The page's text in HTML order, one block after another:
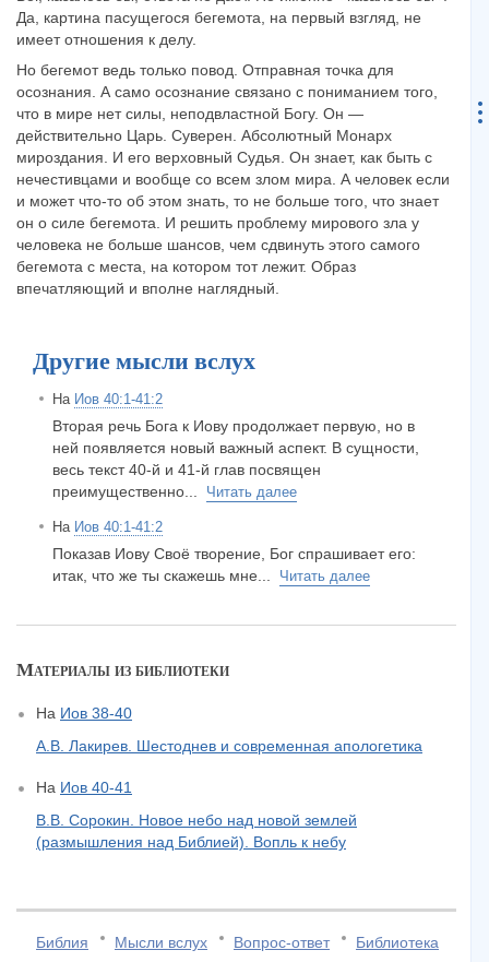
Да, картина пасущегося бегемота, на первый взгляд, не
имеет отношения к делу.
Но бегемот ведь только повод. Отправная точка для
осознания. А само осознание связано с пониманием того,
что в мире нет силы, неподвластной Богу. Он —
действительно Царь. Суверен. Абсолютный Монарх
мироздания. И его верховный Судья. Он знает, как быть с
нечестивцами и вообще со всем злом мира. А человек если
и может что-то об этом знать, то не больше того, что знает
он о силе бегемота. И решить проблему мирового зла у
человека не больше шансов, чем сдвинуть этого самого
бегемота с места, на котором тот лежит. Образ
впечатляющий и вполне наглядный.
Другие мысли вслух
На Иов 40:1-41:2
Вторая речь Бога к Иову продолжает первую, но в
ней появляется новый важный аспект. В сущности,
весь текст 40-й и 41-й глав посвящен
преимущественно... Читать далее
На Иов 40:1-41:2
Показав Иову Своё творение, Бог спрашивает его:
итак, что же ты скажешь мне... Читать далее
Материалы из библиотеки
На Иов 38-40
А.В. Лакирев. Шестоднев и современная апологетика
На Иов 40-41
В.В. Сорокин. Новое небо над новой землей
(размышления над Библией). Вопль к небу
Библия Мысли вслух Вопрос-ответ Библиотека